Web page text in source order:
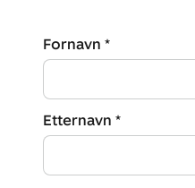
Fornavn *
Etternavn *